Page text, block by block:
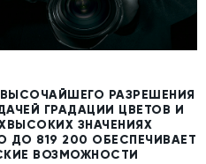
РАЗРЕШЕНИЯ
ГРАДАЦИИ ЦВЕТОВ И
ЗНАЧЕНИЯХ
ДО 819 200 ОБЕСПЕЧИВАЕТ
ВОЗМОЖНОСТИ